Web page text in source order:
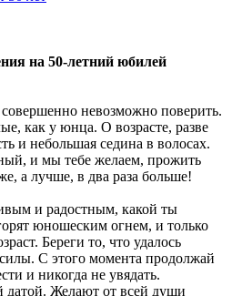
на 50-летний юбилей
совершенно невозможно поверить.
как у юнца. О возрасте, разве
и небольшая седина в волосах.
и мы тебе желаем, прожить
а лучше, в два раза больше!
и радостным, какой ты
юношеским огнем, и только
Береги то, что удалось
С этого момента продолжай
и никогда не увядать.
датой. Желают от всей души